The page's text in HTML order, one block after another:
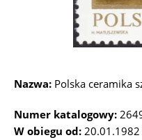
Nazwa: Polska ceramika
Numer katalogowy:
W obiegu od: 20.01.1982